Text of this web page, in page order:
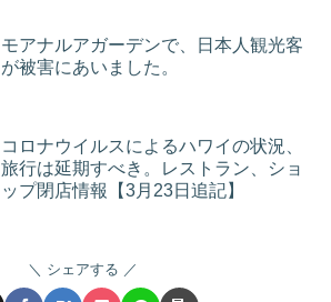
モアナルアガーデンで、日本人観光客
が被害にあいました。
コロナウイルスによるハワイの状況、
旅行は延期すべき。レストラン、ショ
ップ閉店情報【3月23日追記】
シェアする